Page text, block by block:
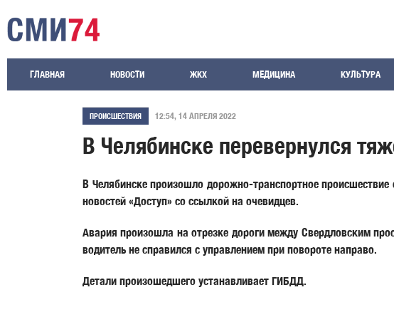
ГЛАВНАЯ НОВОСТИ ЖКХ МЕДИЦИНА КУЛЬТУРА
ПРОИСШЕСТВИЯ 12:54, 14 АПРЕЛЯ 2022
В Челябинске перевернулся
В Челябинске произошло дорожно-транспортное
новостей «Доступ» со ссылкой на очевидцев.
Авария произошла на отрезке дороги между Свердловским
водитель не справился с управлением при повороте направо.
Детали произошедшего устанавливает ГИБДД.